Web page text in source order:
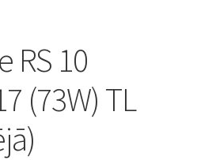
RS 10
(73W) TL